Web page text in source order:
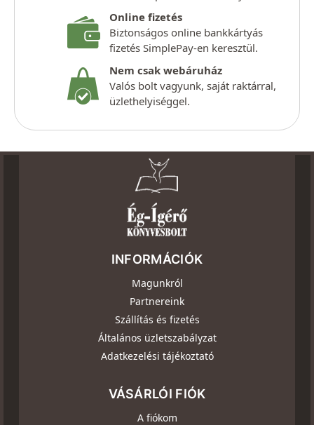
Online fizetés
Biztonságos online bankkártyás
fizetés SimplePay-en keresztül.
Nem csak webáruház
Valós bolt vagyunk, saját raktárral,
üzlethelyiséggel.
INFORMÁCIÓK
Magunkról
Partnereink
Szállítás és fizetés
Általános üzletszabályzat
Adatkezelési tájékoztató
VÁSÁRLÓI FIÓK
A fiókom